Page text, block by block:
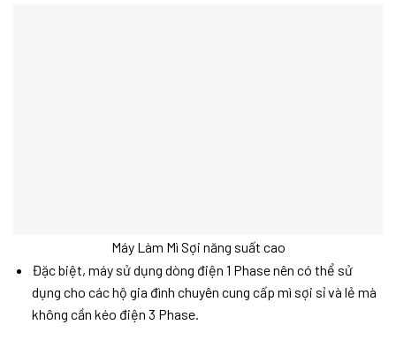
Máy Làm Mì Sợi năng suất cao
Đặc biệt, máy sử dụng dòng điện 1 Phase nên có thể sử
dụng cho các hộ gia đình chuyên cung cấp mì sợi sỉ và lẻ mà
không cần kéo điện 3 Phase.